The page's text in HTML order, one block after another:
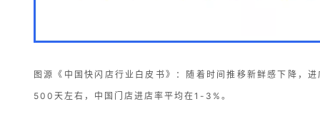
图源《中国快闪店行业白皮书》： 随着时间推移新鲜感下降，
500天左右，中国门店进店率平均在1-3%。